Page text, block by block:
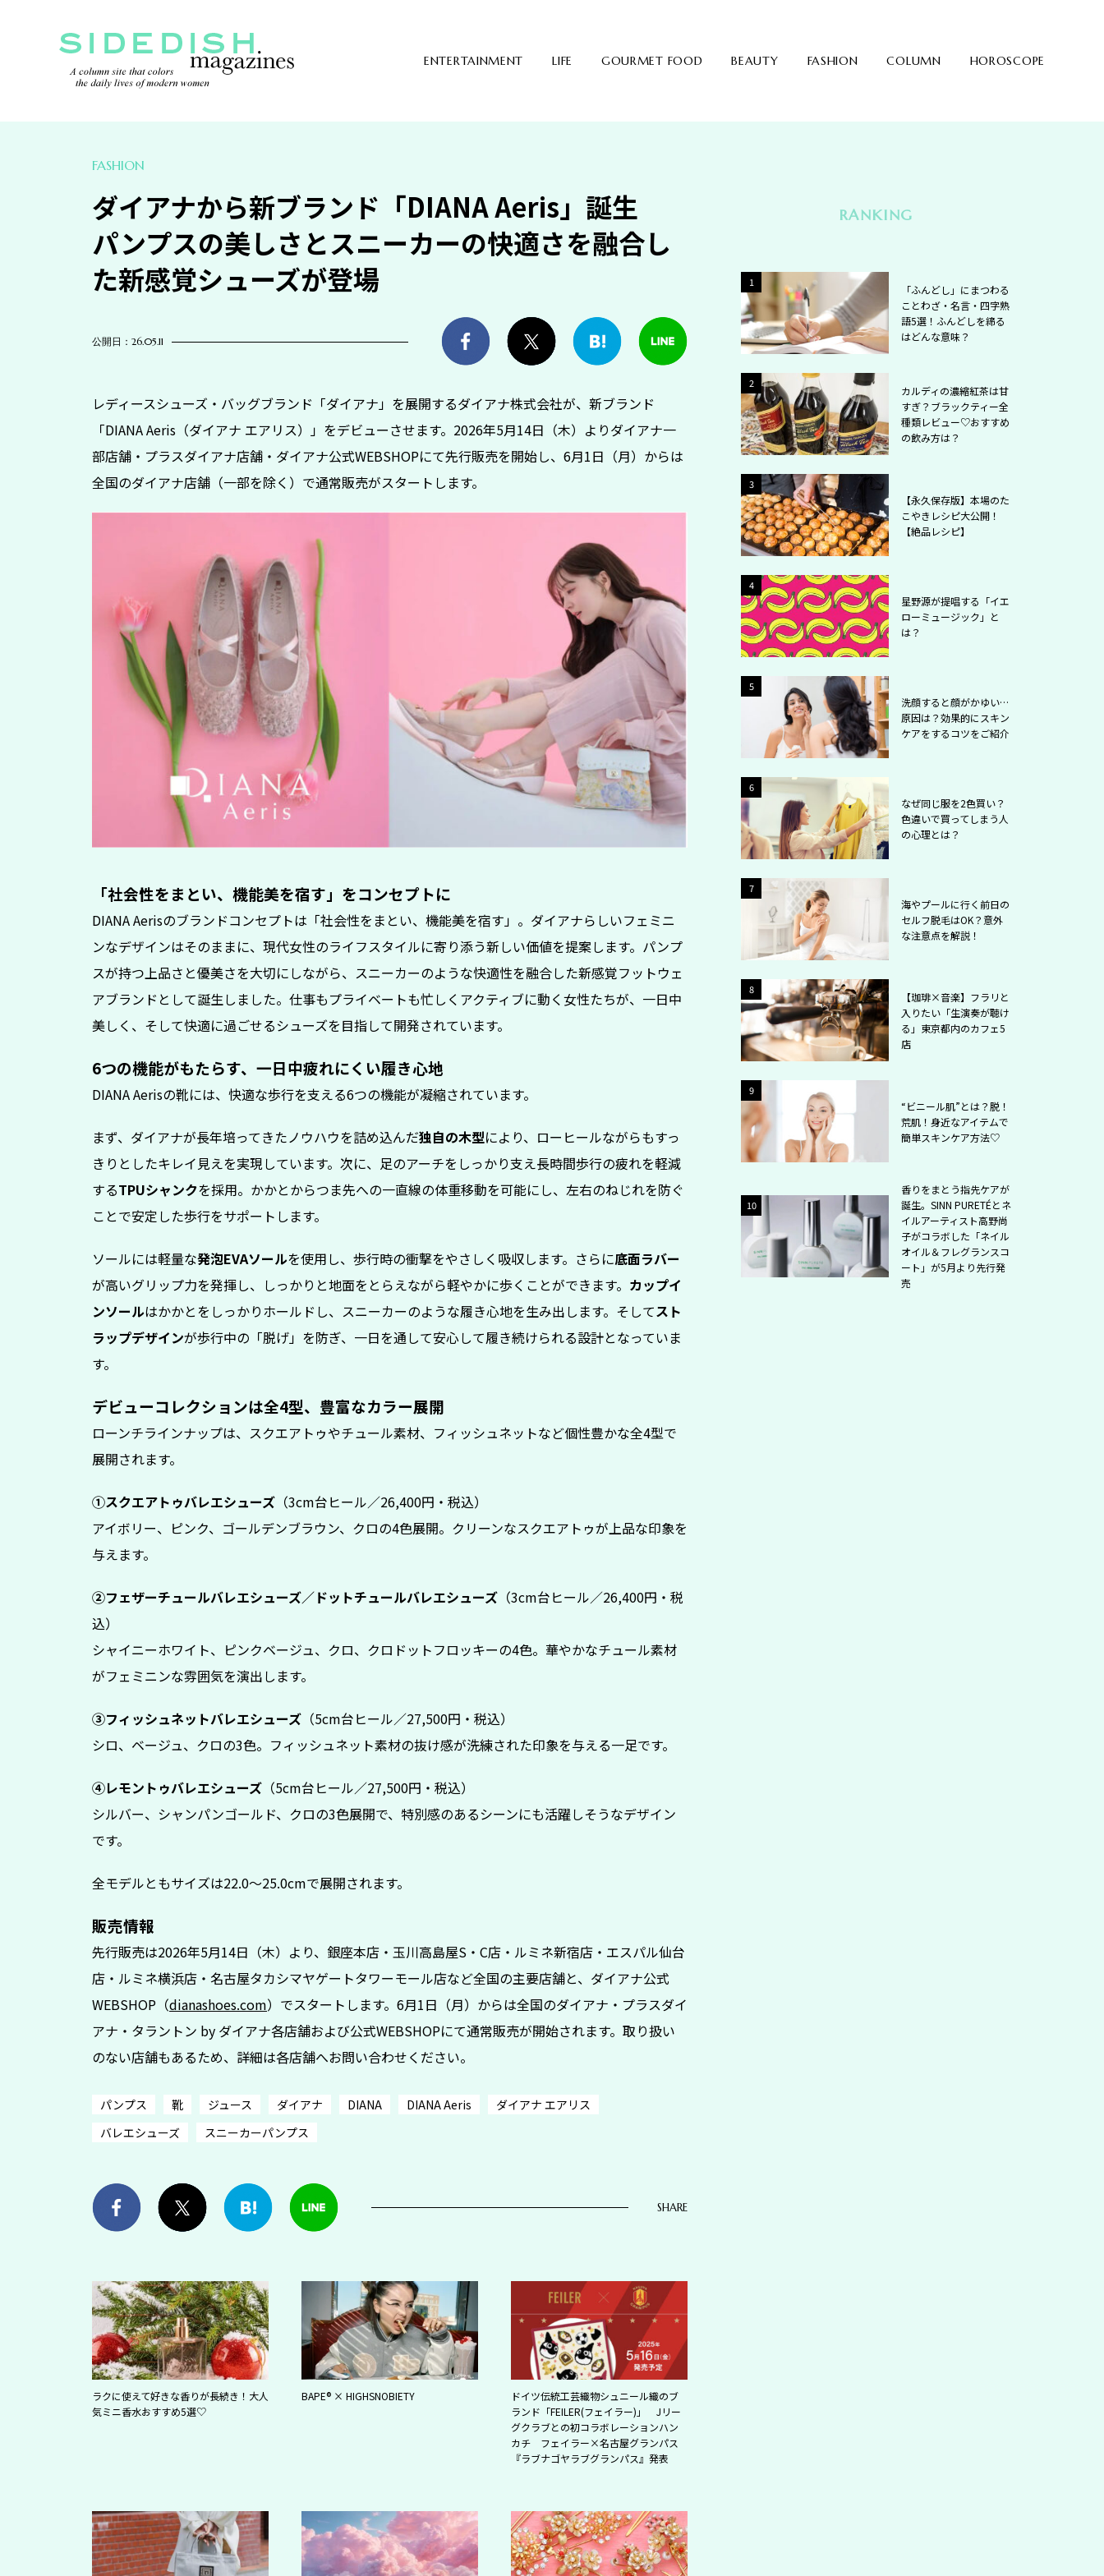
ENTERTAINMENT LIFE GOURMET FOOD BEAUTY FASHION COLUMN HOROSCOPE
FASHION
ダイアナから新ブランド「DIANA Aeris」誕生
パンプスの美しさとスニーカーの快適さを融合し
た新感覚シューズが登場
公開日：26.05.11
レディースシューズ・バッグブランド「ダイアナ」を展開するダイアナ株式会社が、新ブランド
「DIANA Aeris（ダイアナ エアリス）」をデビューさせます。2026年5月14日（木）よりダイアナ一
部店舗・プラスダイアナ店舗・ダイアナ公式WEBSHOPにて先行販売を開始し、6月1日（月）からは
全国のダイアナ店舗（一部を除く）で通常販売がスタートします。
「社会性をまとい、機能美を宿す」をコンセプトに
DIANA Aerisのブランドコンセプトは「社会性をまとい、機能美を宿す」。ダイアナらしいフェミニ
ンなデザインはそのままに、現代女性のライフスタイルに寄り添う新しい価値を提案します。パンプ
スが持つ上品さと優美さを大切にしながら、スニーカーのような快適性を融合した新感覚フットウェ
アブランドとして誕生しました。仕事もプライベートも忙しくアクティブに動く女性たちが、一日中
美しく、そして快適に過ごせるシューズを目指して開発されています。
6つの機能がもたらす、一日中疲れにくい履き心地
DIANA Aerisの靴には、快適な歩行を支える6つの機能が凝縮されています。
まず、ダイアナが長年培ってきたノウハウを詰め込んだ独自の木型により、ローヒールながらもすっ
きりとしたキレイ見えを実現しています。次に、足のアーチをしっかり支え長時間歩行の疲れを軽減
するTPUシャンクを採用。かかとからつま先への一直線の体重移動を可能にし、左右のねじれを防ぐ
ことで安定した歩行をサポートします。
ソールには軽量な発泡EVAソールを使用し、歩行時の衝撃をやさしく吸収します。さらに底面ラバー
が高いグリップ力を発揮し、しっかりと地面をとらえながら軽やかに歩くことができます。 カップイ
ンソールはかかとをしっかりホールドし、スニーカーのような履き心地を生み出します。そしてスト
ラップデザインが歩行中の「脱げ」を防ぎ、一日を通して安心して履き続けられる設計となっていま
す。
デビューコレクションは全4型、豊富なカラー展開
ローンチラインナップは、スクエアトゥやチュール素材、フィッシュネットなど個性豊かな全4型で
展開されます。
①スクエアトゥバレエシューズ （3cm台ヒール／26,400円・税込）
アイボリー、ピンク、ゴールデンブラウン、クロの4色展開。クリーンなスクエアトゥが上品な印象を
与えます。
②フェザーチュールバレエシューズ／ドットチュールバレエシューズ （3cm台ヒール／26,400円・税
込）
シャイニーホワイト、ピンクベージュ、クロ、クロドットフロッキーの4色。華やかなチュール素材
がフェミニンな雰囲気を演出します。
③フィッシュネットバレエシューズ （5cm台ヒール／27,500円・税込）
シロ、ベージュ、クロの3色。フィッシュネット素材の抜け感が洗練された印象を与える一足です。
④レモントゥバレエシューズ （5cm台ヒール／27,500円・税込）
シルバー、シャンパンゴールド、クロの3色展開で、特別感のあるシーンにも活躍しそうなデザイン
です。
全モデルともサイズは22.0〜25.0cmで展開されます。
販売情報
先行販売は2026年5月14日（木）より、銀座本店・玉川高島屋S・C店・ルミネ新宿店・エスパル仙台
店・ルミネ横浜店・名古屋タカシマヤゲートタワーモール店など全国の主要店舗と、ダイアナ公式
WEBSHOP（dianashoes.com）でスタートします。6月1日（月）からは全国のダイアナ・プラスダイ
アナ・タラントン by ダイアナ各店舗および公式WEBSHOPにて通常販売が開始されます。取り扱い
のない店舗もあるため、詳細は各店舗へお問い合わせください。
パンプス 靴 ジュース ダイアナ DIANA DIANA Aeris
ダイアナ エアリス
バレエシューズ
スニーカーパンプス
SHARE
ラクに使えて好きな香りが長続き！大人
気ミニ香水おすすめ5選♡
BAPE® × HIGHSNOBIETY
ドイツ伝統工芸織物シュニール織のブ
ランド「FEILER(フェイラー)」 Jリー
グクラブとの初コラボレーションハン
カチ フェイラー×名古屋グランパス
『ラブナゴヤラブグランパス』発表
RANKING
21
「ふんどし」にまつわる
ことわざ・名言・四字熟
語5選！ふんどしを締る
はどんな意味？
2
2
カルディの濃縮紅茶は甘
すぎ？ブラックティー全
種類レビュー♡おすすめ
の飲み方は？
2
3
【永久保存版】本場のた
こやきレシピ大公開！
【絶品レシピ】
2
4
星野源が提唱する「イエ
ローミュージック」と
は？
2
5
洗顔すると顔がかゆい…
原因は？効果的にスキン
ケアをするコツをご紹介
2
6
なぜ同じ服を2色買い？
色違いで買ってしまう人
の心理とは？
2
7
海やプールに行く前日の
セルフ脱毛はOK？意外
な注意点を解説！
2
8
【珈琲×音楽】フラリと
入りたい「生演奏が聴け
る」東京都内のカフェ5
店
2
9
“ビニール肌”とは？脱！
荒肌！身近なアイテムで
簡単スキンケア方法♡
2
10
香りをまとう指先ケアが
誕生。SINN PURETÉとネ
イルアーティスト高野尚
子がコラボした「ネイル
オイル＆フレグランスコ
ート」が5月より先行発
売